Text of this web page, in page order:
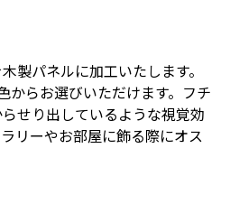
製パネルに加工いたします。
からお選びいただけます。フチ
せり出しているような視覚効
リーやお部屋に飾る際にオス